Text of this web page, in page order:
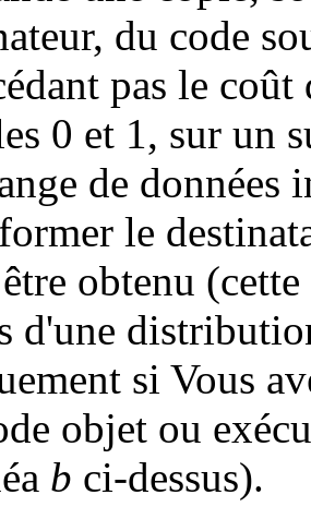
du code
pas le coût
0 et 1, sur un
de données
le
obtenu
d'une
si Vous
objet ou
b ci-dessus).